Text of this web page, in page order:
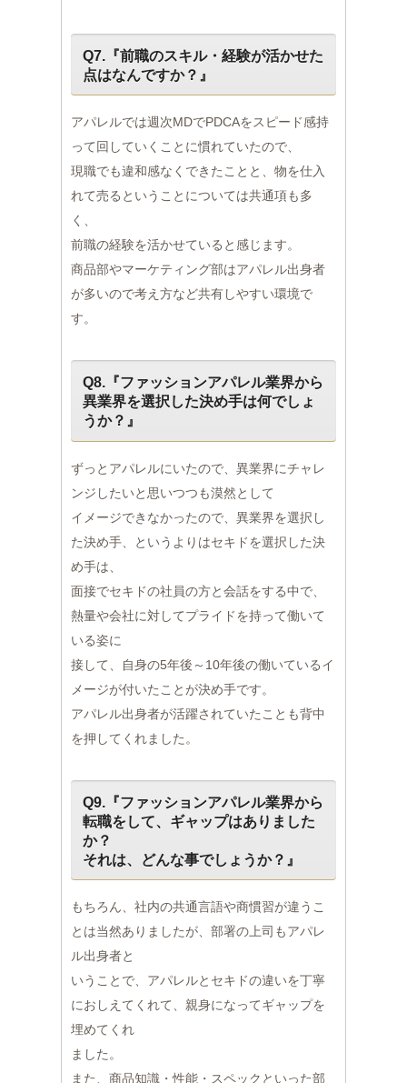
Q7.『前職のスキル・経験が活かせた
点はなんですか？』
アパレルでは週次MDでPDCAをスピード感持
って回していくことに慣れていたので、
現職でも違和感なくできたことと、物を仕入
れて売るということについては共通項も多
く、
前職の経験を活かせていると感じます。
商品部やマーケティング部はアパレル出身者
が多いので考え方など共有しやすい環境で
す。
Q8.『ファッションアパレル業界から
異業界を選択した決め手は何でしょ
うか？』
ずっとアパレルにいたので、異業界にチャレ
ンジしたいと思いつつも漠然として
イメージできなかったので、異業界を選択し
た決め手、というよりはセキドを選択した決
め手は、
面接でセキドの社員の方と会話をする中で、
熱量や会社に対してプライドを持って働いて
いる姿に
接して、自身の5年後～10年後の働いているイ
メージが付いたことが決め手です。
アパレル出身者が活躍されていたことも背中
を押してくれました。
Q9.『ファッションアパレル業界から
転職をして、ギャップはありました
か？
それは、どんな事でしょうか？』
もちろん、社内の共通言語や商慣習が違うこ
とは当然ありましたが、部署の上司もアパレ
ル出身者と
いうことで、アパレルとセキドの違いを丁寧
におしえてくれて、親身になってギャップを
埋めてくれ
ました。
また、商品知識・性能・スペックといった部